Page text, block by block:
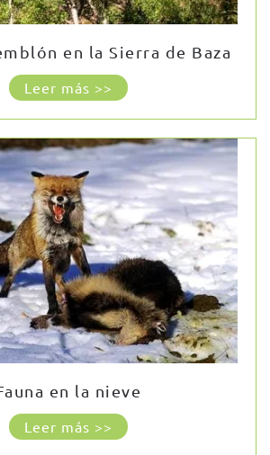
en la Sierra de Baza
Leer más >>
en la nieve
Leer más >>